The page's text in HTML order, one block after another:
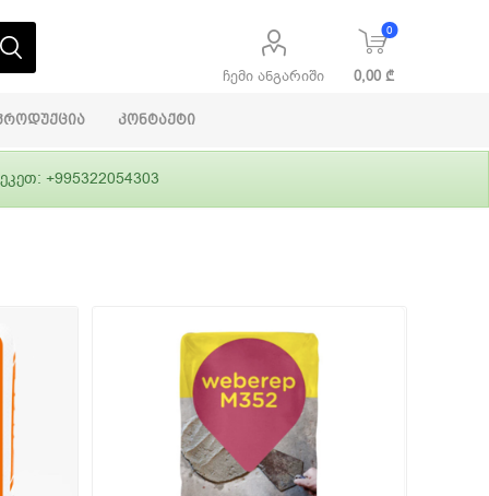
ჩემი ანგარიში
0
0,00 ₾
ფასადები
გრუნტები,
ჰიდროიზოლაცია
ლითონი
სამშენებლო
დანადგარები
კონტაქტი
+995322054303